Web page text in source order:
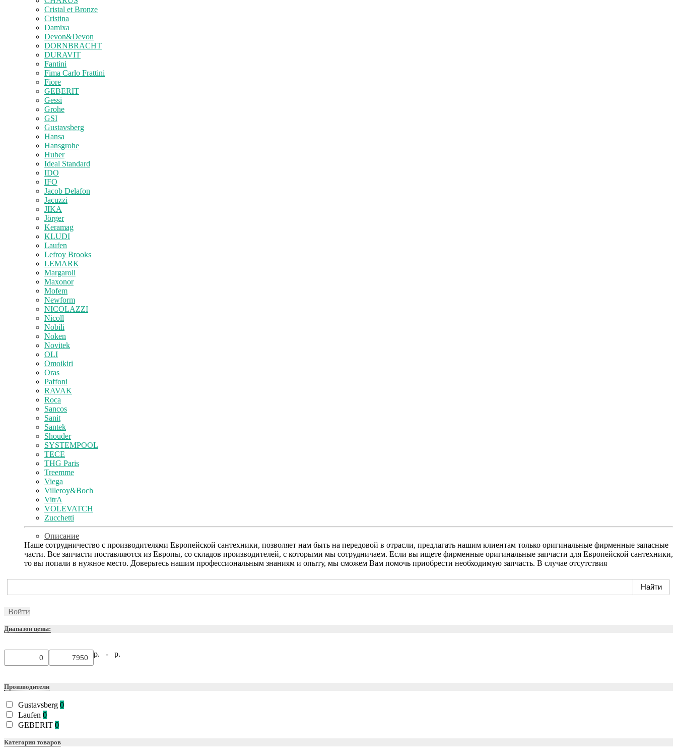
Cristal et Bronze
Cristina
Damixa
Devon&Devon
DORNBRACHT
DURAVIT
Fantini
Fima Carlo Frattini
Fiore
GEBERIT
Gessi
Grohe
GSI
Gustavsberg
Hansa
Hansgrohe
Huber
Ideal Standard
IDO
IFO
Jacob Delafon
Jacuzzi
JIKA
Jörger
Keramag
KLUDI
Laufen
Lefroy Brooks
LEMARK
Margaroli
Maxonor
Mofem
Newform
NICOLAZZI
Nicoll
Nobili
Noken
Novitek
OLI
Omoikiri
Oras
Paffoni
RAVAK
Roca
Sancos
Sanit
Santek
Shouder
SYSTEMPOOL
TECE
THG Paris
Treemme
Viega
Villeroy&Boch
VitrA
VOLEVATCH
Zucchetti
Описание
Наше сотрудничество с производителями Европейской сантехники, позволяет нам быть на передовой в отрасли, предлагать нашим клиентам только оригинальные фирменные запасные
части. Все запчасти поставляются из Европы, со складов производителей, с которыми мы сотрудничаем. Если вы ищете фирменные оригинальные запчасти для Европейской сантехники,
то вы попали в нужное место. Доверьтесь нашим профессиональным знаниям и опыту, мы сможем Вам помочь приобрести необходимую запчасть. В случае отсутствия
Войти
Диапазон цены:
р. - р.
Производители
Gustavsberg 0
Laufen 0
GEBERIT 0
Категория товаров